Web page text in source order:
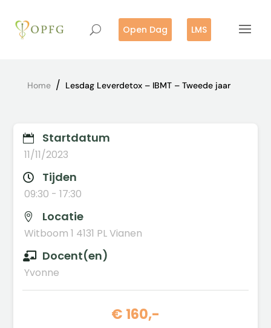
Open Dag LMS
Home / Lesdag Leverdetox – IBMT – Tweede jaar
 Startdatum
11/11/2023
 Tijden
09:30 - 17:30
 Locatie
Witboom 1 4131 PL Vianen
 Docent(en)
Yvonne
€ 160,-